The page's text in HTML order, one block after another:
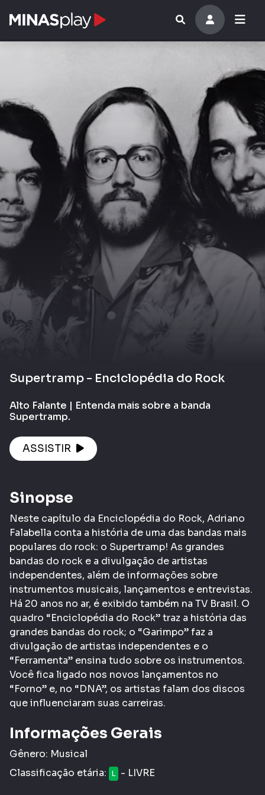
Supertramp - Enciclopédia do Rock
Alto Falante | Entenda mais sobre a banda
Supertramp.
ASSISTIR
Sinopse
Neste capítulo da Enciclopédia do Rock, Adriano
Falabella conta a história de uma das bandas mais
populares do rock: o Supertramp! As grandes
bandas do rock e a divulgação de artistas
independentes, além de informações sobre
instrumentos musicais, lançamentos e entrevistas.
Há 20 anos no ar, é exibido também na TV Brasil. O
quadro “Enciclopédia do Rock” traz a história das
grandes bandas do rock; o “Garimpo” faz a
divulgação de artistas independentes e o
“Ferramenta” ensina tudo sobre os instrumentos.
Você fica ligado nos novos lançamentos no
“Forno” e, no “DNA”, os artistas falam dos discos
que influenciaram suas carreiras.
Informações Gerais
Gênero: Musical
Classificação etária:
L - LIVRE